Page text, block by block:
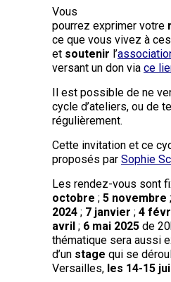
Vous
pourrez exprimer votre
ce que vous vivez à
et soutenir l’
versant un don via ce
Il est possible de ne
cycle d’ateliers, ou de
régulièrement.
Cette invitation et ce
proposés par Sophie
Les rendez-vous sont
octobre ; 5 novembre ;
2024 ; 7 janvier ; 4
avril ; 6 mai 2025 de
thématique sera aussi
d’un stage qui se
Versailles, les 14-15